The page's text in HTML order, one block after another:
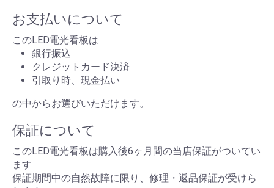
お支払いについて
このLED電光看板は
銀行振込
クレジットカード決済
引取り時、現金払い
の中からお選びいただけます。
保証について
このLED電光看板は購入後6ヶ月間の当店保証がついてい
ます
保証期間中の自然故障に限り、修理・返品保証が受けら